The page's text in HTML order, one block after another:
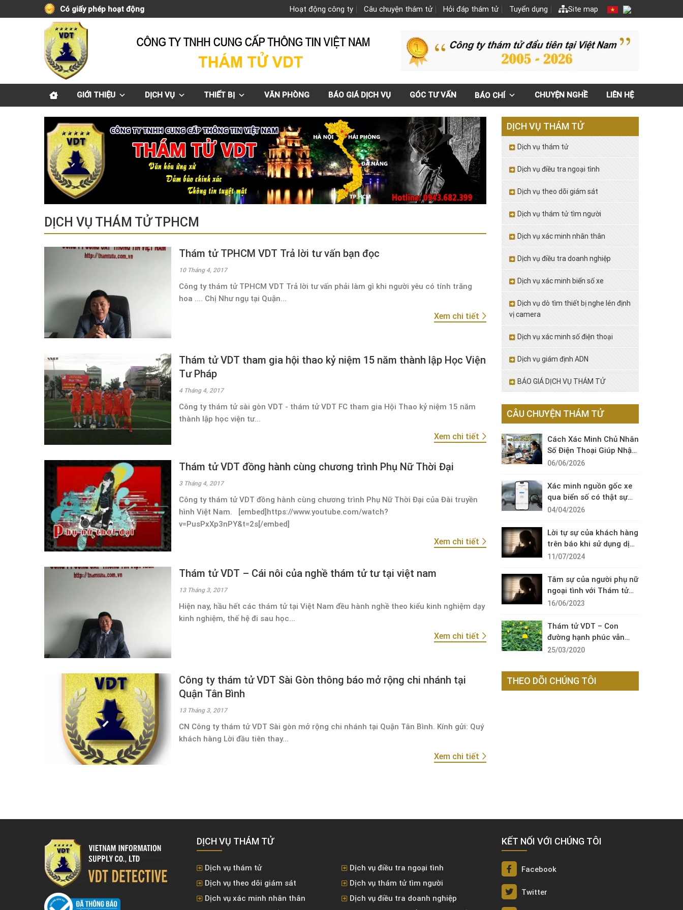
to
Có giấy phép hoạt động Hoạt động công ty Câu chuyện thám tử Hỏi đáp thám tử Tuyển dụng Site map
GIỚI THIỆU DỊCH VỤ THIẾT BỊ VĂN PHÒNG BÁO GIÁ DỊCH VỤ GÓC TƯ VẤN BÁO CHÍ CHUYỆN NGHỀ LIÊN HỆ
DỊCH VỤ THÁM TỬ TPHCM
Thám tử TPHCM VDT Trả lời tư vấn bạn đọc
10 Tháng 4, 2017
Công ty thám tử TPHCM VDT Trả lời tư vấn phải làm gì khi người yêu có tính trăng
hoa .... Chị Như ngụ tại Quận...
Xem chi tiết
Thám tử VDT tham gia hội thao kỷ niệm 15 năm thành lập Học Viện
Tư Pháp
4 Tháng 4, 2017
Công ty thám tử sài gòn VDT - thám tử VDT FC tham gia Hội Thao kỷ niệm 15 năm
thành lập học viện tư...
Xem chi tiết
Thám tử VDT đồng hành cùng chương trình Phụ Nữ Thời Đại
3 Tháng 4, 2017
Công ty thám tử VDT đồng hành cùng chương trình Phụ Nữ Thời Đại của Đài truyền
hình Việt Nam. [embed]https://www.youtube.com/watch?
v=PusPxXp3nPY&t=2s[/embed]
Xem chi tiết
Thám tử VDT – Cái nôi của nghề thám tử tư tại việt nam
13 Tháng 3, 2017
Hiện nay, hầu hết các thám tử tại Việt Nam đều hành nghề theo kiểu kinh nghiệm dạy
kinh nghiệm, thế hệ đi sau học...
Xem chi tiết
Công ty thám tử VDT Sài Gòn thông báo mở rộng chi nhánh tại
Quận Tân Bình
13 Tháng 3, 2017
CN Công ty thám tử VDT Sài gòn mở rộng chi nhánh tại Quận Tân Bình. Kính gửi: Quý
khách hàng Lời đầu tiên thay...
Xem chi tiết
DỊCH VỤ THÁM TỬ
Dịch vụ thám tử
Dịch vụ điều tra ngoại tình
Dịch vụ theo dõi giám sát
Dịch vụ thám tử tìm người
Dịch vụ xác minh nhân thân
Dịch vụ điều tra doanh nghiệp
Dịch vụ xác minh biển số xe
Dịch vụ dò tìm thiết bị nghe lén định
vị camera
Dịch vụ xác minh số điện thoại
Dịch vụ giám định ADN
BÁO GIÁ DỊCH VỤ THÁM TỬ
CÂU CHUYỆN THÁM TỬ
Cách Xác Minh Chủ Nhân
Số Điện Thoại Giúp Nhận
Diện Cuộc Gọi Đáng Ngờ
06/06/2026
Xác minh nguồn gốc xe
qua biển số có thật sự
cần thiết?
04/04/2026
Lời tự sự của khách hàng
trên báo khi sử dụng dịch
vụ thám tử sài gòn VDT
11/07/2024
Tâm sự của người phụ nữ
ngoại tình với Thám tử
VDT
16/06/2023
Thám tử VDT – Con
đường hạnh phúc vẫn
còn đó !
25/03/2020
THEO DÕI CHÚNG TÔI
DỊCH VỤ THÁM TỬ
Dịch vụ thám tử
Dịch vụ điều tra ngoại tình
Dịch vụ theo dõi giám sát
Dịch vụ thám tử tìm người
Dịch vụ xác minh nhân thân
Dịch vụ điều tra doanh nghiệp
KẾT NỐI VỚI CHÚNG TÔI
Facebook
Twitter